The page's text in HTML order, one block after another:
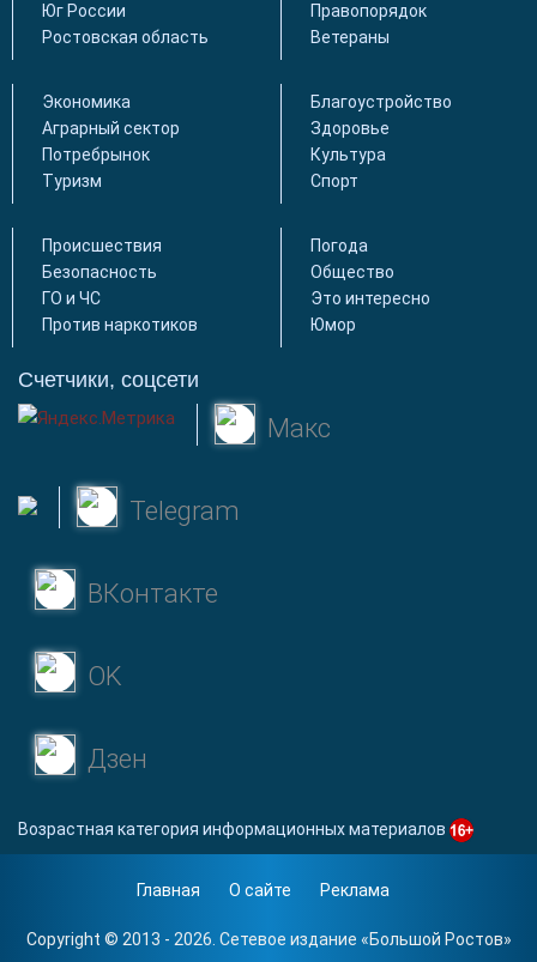
Юг России
Ростовская область
Правопорядок
Ветераны
Экономика
Аграрный сектор
Потребрынок
Туризм
Благоустройство
Здоровье
Культура
Спорт
Происшествия
Безопасность
ГО и ЧС
Против наркотиков
Погода
Общество
Это интересно
Юмор
Счетчики, соцсети
Макс
Telegram
ВКонтакте
OK
Дзен
Возрастная категория информационных материалов
Главная О сайте Реклама
Copyright © 2013 - 2026. Сетевое издание «Большой Ростов»